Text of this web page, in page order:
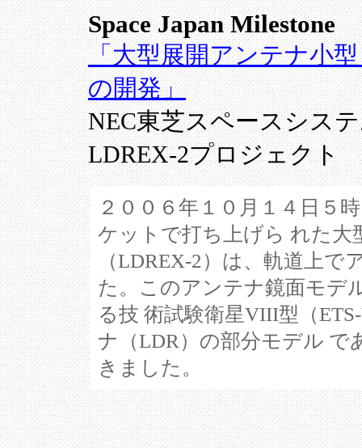
Space Japan Milestone
「大型展開アンテナ小
の開発」
NEC東芝スペースシス
LDREX-2プロジェ
２００６年１０月１４日５
ケットで打ち上げら れた大
（LDREX-2）は、軌道上
た。このアンテナ鏡面モデ
る技 術試験衛星VIII型（
ナ（LDR）の部分モデル で
きました。